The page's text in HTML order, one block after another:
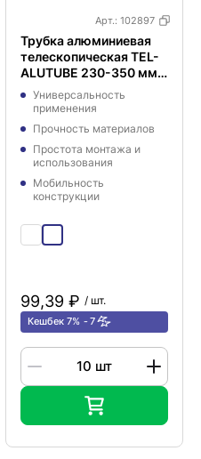
Арт.: 102897
Трубка алюминиевая
телескопическая TEL-
ALUTUBE 230-350 мм,
цвет черный
Универсальность
применения
Прочность материалов
Простота монтажа и
использования
Мобильность
конструкции
99,39 ₽ / шт.
Кешбек 7% 7